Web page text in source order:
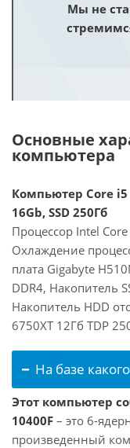
Мы не
Основные
компьютера
Компьютер Core i5
16Gb, SSD 250Гб
Процессор Intel
Охлаждение
плата Gigabyte
DDR4, Накопитель
Накопитель HDD
6750XT 12Гб TDP
На базе
Этот компьютер
10400F – это 6-
произведенный